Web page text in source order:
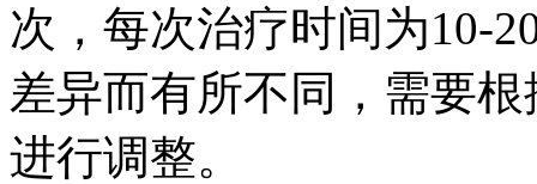
次，每次治疗时间为10-
差异而有所不同，需要
进行调整。